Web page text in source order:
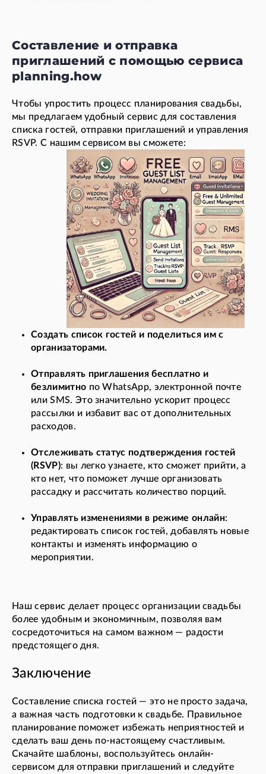
Составление и отправка
приглашений с помощью сервиса
planning.how
Чтобы упростить процесс планирования свадьбы,
мы предлагаем удобный сервис для составления
списка гостей, отправки приглашений и управления
RSVP. С нашим сервисом вы сможете:
Создать список гостей и поделиться им с
организаторами.
Отправлять приглашения бесплатно и
безлимитно по WhatsApp, электронной почте
или SMS. Это значительно ускорит процесс
рассылки и избавит вас от дополнительных
расходов.
Отслеживать статус подтверждения гостей
(RSVP): вы легко узнаете, кто сможет прийти, а
кто нет, что поможет лучше организовать
рассадку и рассчитать количество порций.
Управлять изменениями в режиме онлайн:
редактировать список гостей, добавлять новые
контакты и изменять информацию о
мероприятии.
Наш сервис делает процесс организации свадьбы
более удобным и экономичным, позволяя вам
сосредоточиться на самом важном — радости
предстоящего дня.
Заключение
Составление списка гостей — это не просто задача,
а важная часть подготовки к свадьбе. Правильное
планирование поможет избежать неприятностей и
сделать ваш день по-настоящему счастливым.
Скачайте шаблоны, воспользуйтесь онлайн-
сервисом для отправки приглашений и следуйте